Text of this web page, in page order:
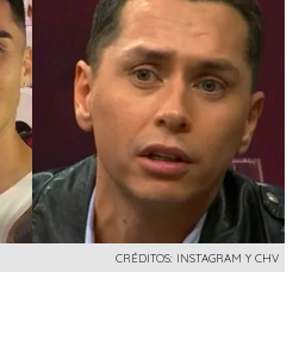
CRÉDITOS: INSTAGRAM Y CHV